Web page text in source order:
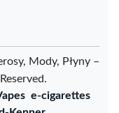
Mody, Płyny –
e-cigarettes